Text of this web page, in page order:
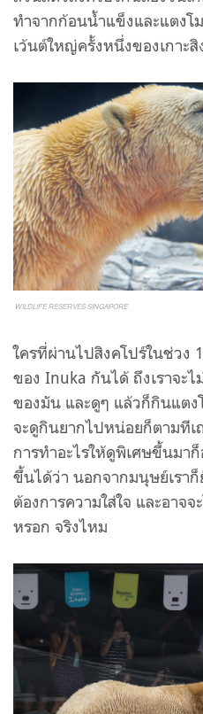
ทำจากก้อนน้ำแข็งและแตงโ
เว้นต์ใหญ่ครั้งหนึ่งของเกาะสิ
WILDLIFE RESERVES SINGAPORE
ใครที่ผ่านไปสิงคโปร์ในช่วง
ของ Inuka กันได้ ถึงเราจะ
ของมัน และดูๆ แล้วก็กินแต
จะดูกินยากไปหน่อยก็ตามทีเ
การทำอะไรให้ดูพิเศษขึ้นมา
ขึ้นได้ว่า นอกจากมนุษย์เรา
ต้องการความใส่ใจ และอาจ
หรอก จริงไหม